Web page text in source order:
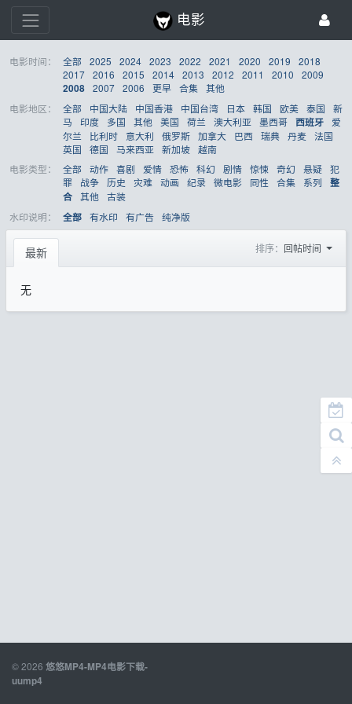
电影
电影时间： 全部 2025 2024 2023 2022 2021 2020 2019
2018
2017 2016 2015 2014 2013 2012 2011 2010
2009
2008 2007 2006 更早 合集 其他
电影地区：
全部 中国大陆 中国香港 中国台湾 日本 韩国 欧美 泰国
新
马
印度 多国 其他 美国 荷兰 澳大利亚 墨西哥 西班牙
爱
尔兰
比利时 意大利 俄罗斯 加拿大 巴西 瑞典 丹麦 法国
英国
德国 马来西亚 新加坡 越南
电影类型：
全部 动作 喜剧 爱情 恐怖 科幻 剧情 惊悚 奇幻 悬疑 犯
罪
战争 历史 灾难 动画 纪录 微电影 同性 合集 系列
整
合 其他 古装
水印说明：
全部 有水印 有广告 纯净版
最新 排序： 回帖时间
无
© 2026 悠悠MP4-MP4电影下载-
uump4